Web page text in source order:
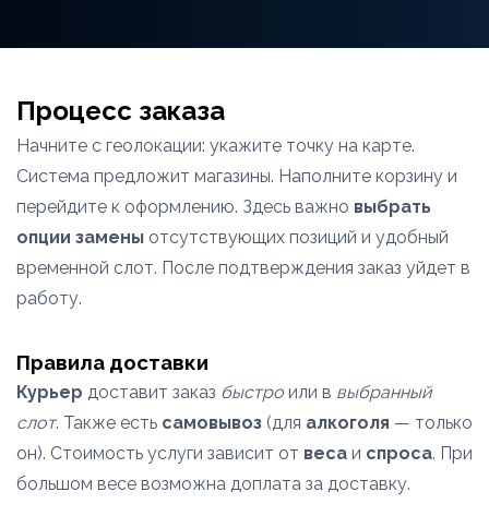
Процесс заказа
Начните с геолокации: укажите точку на карте.
Система предложит магазины. Наполните корзину и
перейдите к оформлению. Здесь важно выбрать
опции замены отсутствующих позиций и удобный
временной слот. После подтверждения заказ уйдет в
работу.
Правила доставки
Курьер доставит заказ быстро или в выбранный
слот. Также есть самовывоз (для алкоголя — только
он). Стоимость услуги зависит от веса и спроса. При
большом весе возможна доплата за доставку.